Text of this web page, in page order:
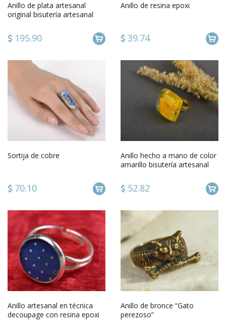
Anillo de plata artesanal
original bisutería artesanal
195.90
Anillo de resina epoxi
39.74
Sortija de cobre
70.10
Anillo hecho a mano de color
amarillo bisutería artesanal
52.82
Anillo artesanal en técnica
decoupage con resina epoxi
Anillo de bronce “Gato
perezoso”